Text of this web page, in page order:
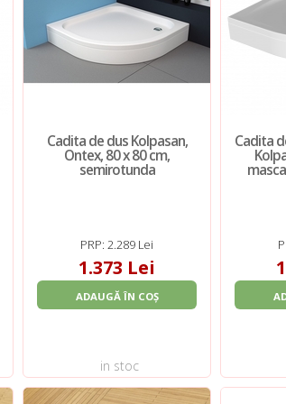
Cadita de dus Kolpasan,
Ontex, 80 x 80 cm,
semirotunda
PRP: 2.289 Lei
1.373 Lei
ADAUGĂ ÎN COȘ
in stoc
Cadita